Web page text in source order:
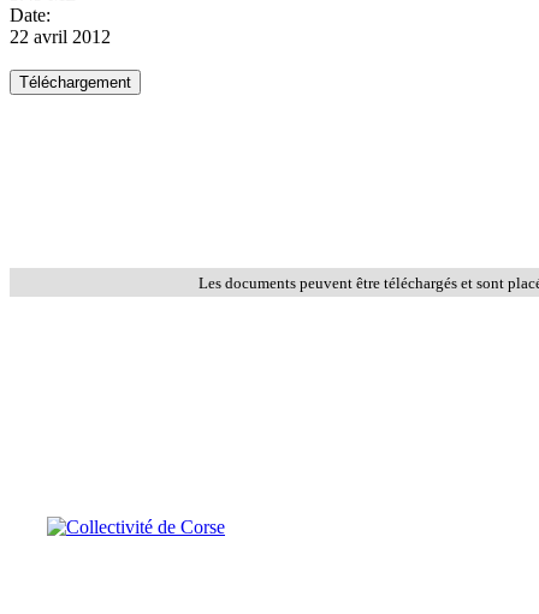
Date:
22 avril 2012
Les documents peuvent être téléchargés et sont